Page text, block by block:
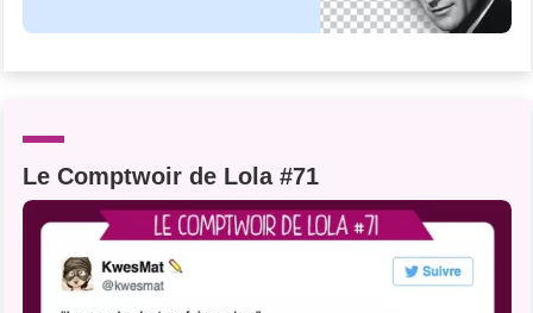
Le Comptwoir de Lola #71